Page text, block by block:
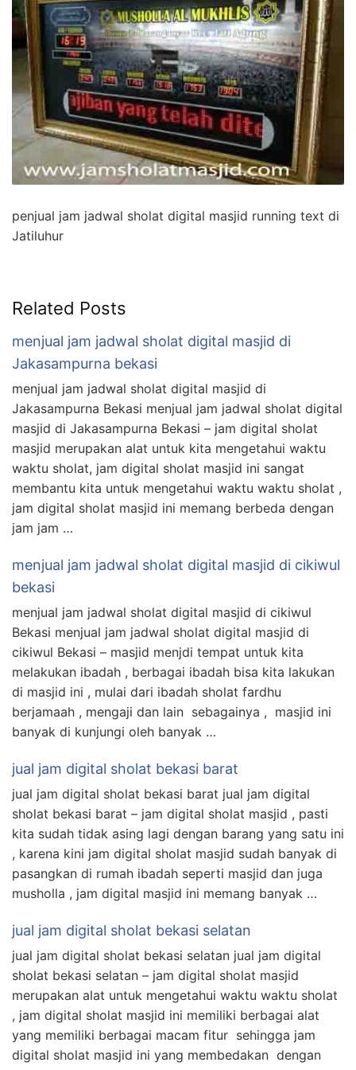
penjual jam jadwal sholat digital masjid running text di
Jatiluhur
Related Posts
menjual jam jadwal sholat digital masjid di
Jakasampurna bekasi
menjual jam jadwal sholat digital masjid di
Jakasampurna Bekasi menjual jam jadwal sholat digital
masjid di Jakasampurna Bekasi – jam digital sholat
masjid merupakan alat untuk kita mengetahui waktu
waktu sholat, jam digital sholat masjid ini sangat
membantu kita untuk mengetahui waktu waktu sholat ,
jam digital sholat masjid ini memang berbeda dengan
jam jam …
menjual jam jadwal sholat digital masjid di cikiwul
bekasi
menjual jam jadwal sholat digital masjid di cikiwul
Bekasi menjual jam jadwal sholat digital masjid di
cikiwul Bekasi – masjid menjdi tempat untuk kita
melakukan ibadah , berbagai ibadah bisa kita lakukan
di masjid ini , mulai dari ibadah sholat fardhu
berjamaah , mengaji dan lain sebagainya , masjid ini
banyak di kunjungi oleh banyak …
jual jam digital sholat bekasi barat
jual jam digital sholat bekasi barat jual jam digital
sholat bekasi barat – jam digital sholat masjid , pasti
kita sudah tidak asing lagi dengan barang yang satu ini
, karena kini jam digital sholat masjid sudah banyak di
pasangkan di rumah ibadah seperti masjid dan juga
musholla , jam digital masjid ini memang banyak …
jual jam digital sholat bekasi selatan
jual jam digital sholat bekasi selatan jual jam digital
sholat bekasi selatan – jam digital sholat masjid
merupakan alat untuk mengetahui waktu waktu sholat
, jam digital sholat masjid ini memiliki berbagai alat
yang memiliki berbagai macam fitur sehingga jam
digital sholat masjid ini yang membedakan dengan